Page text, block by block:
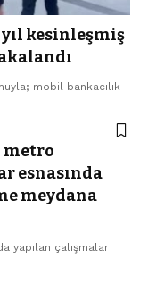
yıl kesinleşmiş
mobil bankacılık
metro
esnasında
meydana
yapılan çalışmalar